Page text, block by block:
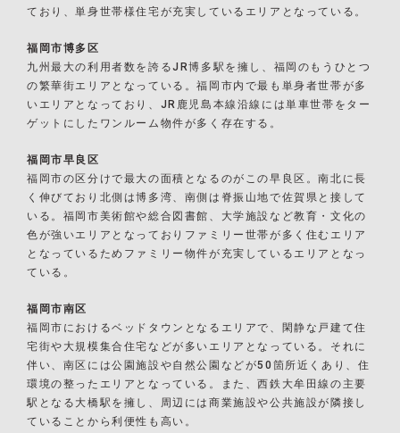
ており、単身世帯様住宅が充実しているエリアとなっている。
福岡市博多区
九州最大の利用者数を誇るJR博多駅を擁し、福岡のもうひとつ
の繁華街エリアとなっている。福岡市内で最も単身者世帯が多
いエリアとなっており、JR鹿児島本線沿線には単車世帯をター
ゲットにしたワンルーム物件が多く存在する。
福岡市早良区
福岡市の区分けで最大の面積となるのがこの早良区。南北に長
く伸びており北側は博多湾、南側は脊振山地で佐賀県と接して
いる。福岡市美術館や総合図書館、大学施設など教育・文化の
色が強いエリアとなっておりファミリー世帯が多く住むエリア
となっているためファミリー物件が充実しているエリアとなっ
ている。
福岡市南区
福岡市におけるベッドタウンとなるエリアで、閑静な戸建て住
宅街や大規模集合住宅などが多いエリアとなっている。それに
伴い、南区には公園施設や自然公園などが50箇所近くあり、住
環境の整ったエリアとなっている。また、西鉄大牟田線の主要
駅となる大橋駅を擁し、周辺には商業施設や公共施設が隣接し
ていることから利便性も高い。